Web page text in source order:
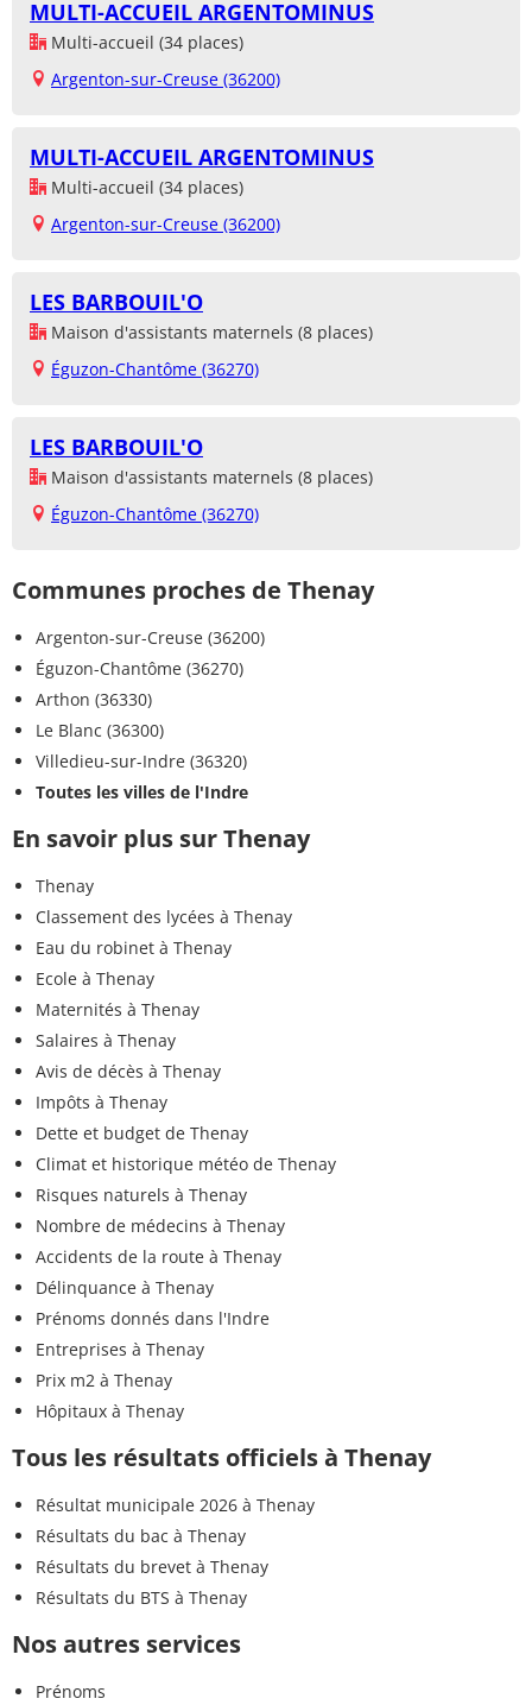
MULTI-ACCUEIL ARGENTOMINUS
Multi-accueil (34 places)
Argenton-sur-Creuse (36200)
MULTI-ACCUEIL ARGENTOMINUS
Multi-accueil (34 places)
Argenton-sur-Creuse (36200)
LES BARBOUIL'O
Maison d'assistants maternels (8 places)
Éguzon-Chantôme (36270)
LES BARBOUIL'O
Maison d'assistants maternels (8 places)
Éguzon-Chantôme (36270)
Communes proches de Thenay
Argenton-sur-Creuse (36200)
Éguzon-Chantôme (36270)
Arthon (36330)
Le Blanc (36300)
Villedieu-sur-Indre (36320)
Toutes les villes de l'Indre
En savoir plus sur Thenay
Thenay
Classement des lycées à Thenay
Eau du robinet à Thenay
Ecole à Thenay
Maternités à Thenay
Salaires à Thenay
Avis de décès à Thenay
Impôts à Thenay
Dette et budget de Thenay
Climat et historique météo de Thenay
Risques naturels à Thenay
Nombre de médecins à Thenay
Accidents de la route à Thenay
Délinquance à Thenay
Prénoms donnés dans l'Indre
Entreprises à Thenay
Prix m2 à Thenay
Hôpitaux à Thenay
Tous les résultats officiels à Thenay
Résultat municipale 2026 à Thenay
Résultats du bac à Thenay
Résultats du brevet à Thenay
Résultats du BTS à Thenay
Nos autres services
Prénoms